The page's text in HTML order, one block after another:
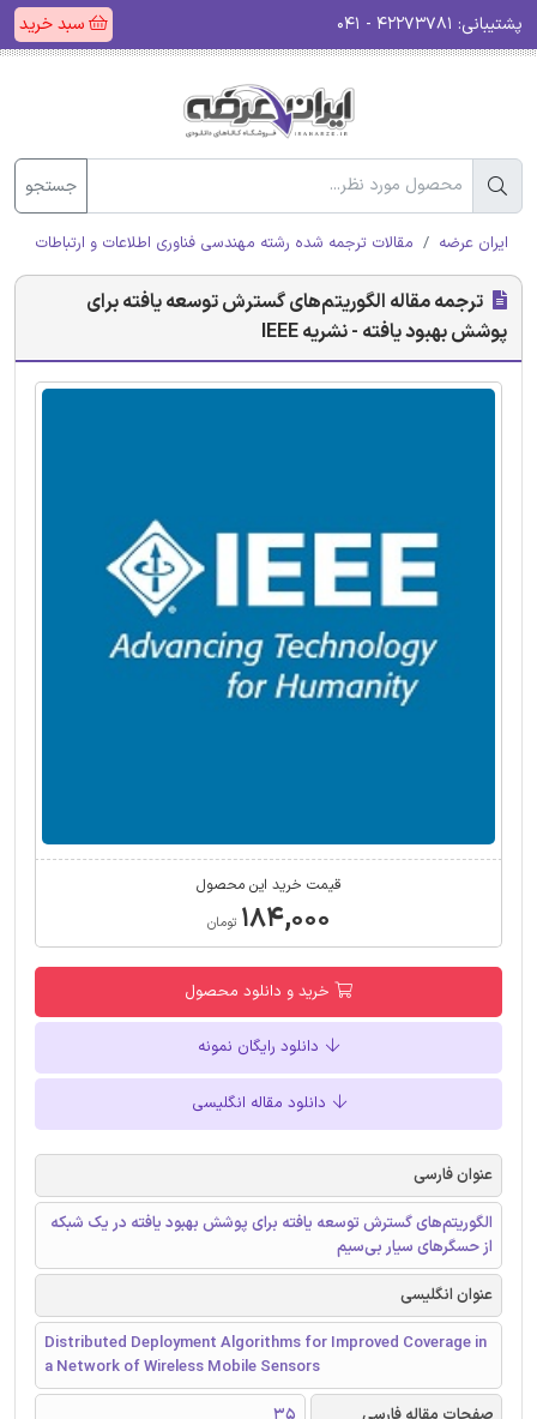
پشتیبانی: سبد خرید
جستجو
ایران عرضه مقالات ترجمه شده رشته مهندسی فناوری اطلاعات و ارتباطات (ICT)
ترجمه مقاله الگوریتم‌های گسترش توسعه یافته برای
پوشش بهبود یافته - نشریه IEEE
قیمت خرید این محصول
۱۸۴,۰۰۰ تومان
خرید و دانلود محصول
دانلود رایگان نمونه
دانلود مقاله انگلیسی
عنوان فارسی
الگوریتم‌های گسترش توسعه یافته برای پوشش بهبود یافته در یک شبکه
از حسگرهای سیار بی‌سیم
عنوان انگلیسی
Distributed Deployment Algorithms for Improved Coverage in
a Network of Wireless Mobile Sensors